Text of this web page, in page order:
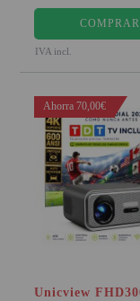
COMPRAR
IVA incl.
Ahorra 70,00€
Unicview